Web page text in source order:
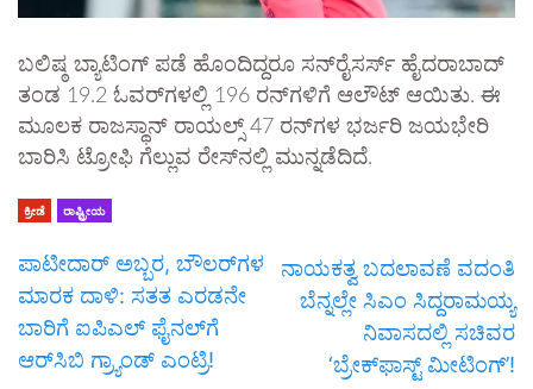
ಬಲಿಷ್ಠ ಬ್ಯಾಟಿಂಗ್ ಪಡೆ ಹೊಂದಿದ್ದರೂ ಸನ್‌ರೈಸರ್ಸ್ ಹೈದರಾಬಾದ್
ತಂಡ 19.2 ಓವರ್‌ಗಳಲ್ಲಿ 196 ರನ್‌ಗಳಿಗೆ ಆಲೌಟ್ ಆಯಿತು. ಈ
ಮೂಲಕ ರಾಜಸ್ಥಾನ್ ರಾಯಲ್ಸ್ 47 ರನ್‌ಗಳ ಭರ್ಜರಿ ಜಯಭೇರಿ
ಬಾರಿಸಿ ಟ್ರೋಫಿ ಗೆಲ್ಲುವ ರೇಸ್‌ನಲ್ಲಿ ಮುನ್ನಡೆದಿದೆ.
ಕ್ರೀಡೆ ರಾಷ್ಟ್ರೀಯ
ಪಾಟೀದಾರ್ ಅಬ್ಬರ, ಬೌಲರ್‌ಗಳ
ಮಾರಕ ದಾಳಿ: ಸತತ ಎರಡನೇ
ಬಾರಿಗೆ ಐಪಿಎಲ್ ಫೈನಲ್‌ಗೆ
ಆರ್‌ಸಿಬಿ ಗ್ರ್ಯಾಂಡ್ ಎಂಟ್ರಿ!
ನಾಯಕತ್ವ ಬದಲಾವಣೆ ವದಂತಿ
ಬೆನ್ನಲ್ಲೇ ಸಿಎಂ ಸಿದ್ದರಾಮಯ್ಯ
ನಿವಾಸದಲ್ಲಿ ಸಚಿವರ
‘ಬ್ರೇಕ್‌ಫಾಸ್ಟ್ ಮೀಟಿಂಗ್’!